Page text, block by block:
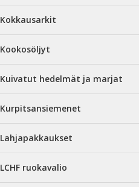
Kokkausarkit
Kookosöljyt
Kuivatut hedelmät ja marjat
Kurpitsansiemenet
Lahjapakkaukset
LCHF ruokavalio